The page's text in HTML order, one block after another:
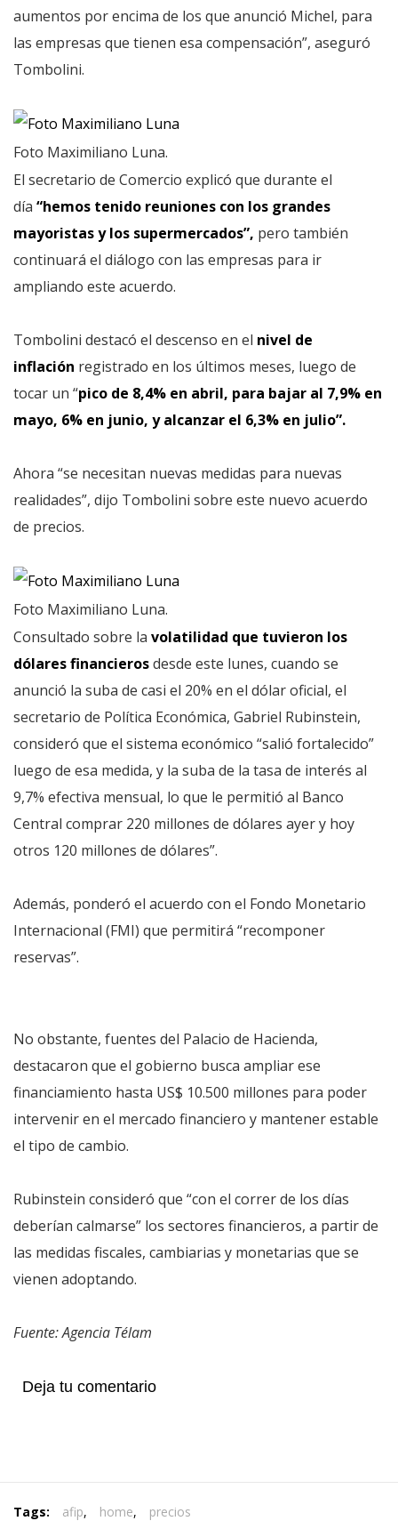
aumentos por encima de los que anunció Michel, para
las empresas que tienen esa compensación”, aseguró
Tombolini.
Foto Maximiliano Luna.
El secretario de Comercio explicó que durante el
día “hemos tenido reuniones con los grandes
mayoristas y los supermercados”, pero también
continuará el diálogo con las empresas para ir
ampliando este acuerdo.
Tombolini destacó el descenso en el nivel de
inflación registrado en los últimos meses, luego de
tocar un “pico de 8,4% en abril, para bajar al 7,9% en
mayo, 6% en junio, y alcanzar el 6,3% en julio”.
Ahora “se necesitan nuevas medidas para nuevas
realidades”, dijo Tombolini sobre este nuevo acuerdo
de precios.
Foto Maximiliano Luna.
Consultado sobre la volatilidad que tuvieron los
dólares financierosdesde este lunes, cuando se
anunció la suba de casi el 20% en el dólar oficial, el
secretario de Política Económica, Gabriel Rubinstein,
consideró que el sistema económico “salió fortalecido”
luego de esa medida, y la suba de la tasa de interés al
9,7% efectiva mensual, lo que le permitió al Banco
Central comprar 220 millones de dólares ayer y hoy
otros 120 millones de dólares”.
Además, ponderó el acuerdo con el Fondo Monetario
Internacional (FMI) que permitirá “recomponer
reservas”.
No obstante, fuentes del Palacio de Hacienda,
destacaron que el gobierno busca ampliar ese
financiamiento hasta US$ 10.500 millones para poder
intervenir en el mercado financiero y mantener estable
el tipo de cambio.
Rubinstein consideró que “con el correr de los días
deberían calmarse” los sectores financieros, a partir de
las medidas fiscales, cambiarias y monetarias que se
vienen adoptando.
Fuente: Agencia Télam
Deja tu comentario
Tags: afip, home, precios